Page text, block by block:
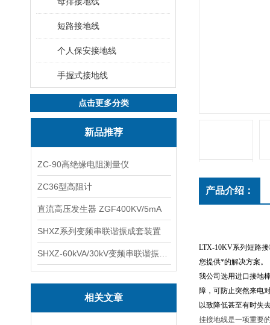
短路接地线
个人保安接地线
手握式接地线
点击更多分类
新品推荐
ZC-90高绝缘电阻测量仪
ZC36型高阻计
直流高压发生器 ZGF400KV/5mA
SHXZ系列变频串联谐振成套装置
相关文章
产品介绍：
LTX-10KV系列短路
您提供*的解决方案。
我公司选用进口接地
障，可防止突然来电
以致降低甚至有时失
挂接地线是一项重要